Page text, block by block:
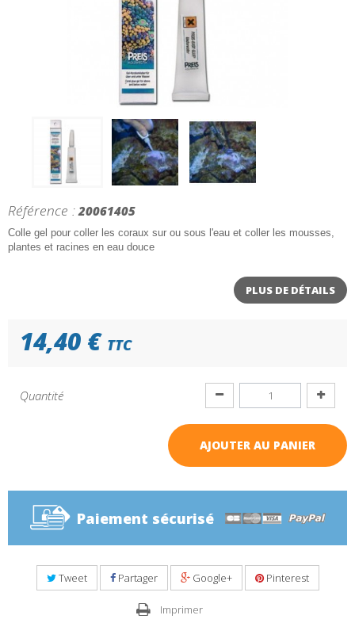
Référence : 20061405
Colle gel pour coller les coraux sur ou sous l'eau et coller les mousses,
plantes et racines en eau douce
PLUS DE DÉTAILS
14,40 € TTC
Quantité
AJOUTER AU PANIER
Paiement sécurisé
Tweet Partager Google+ Pinterest
Imprimer